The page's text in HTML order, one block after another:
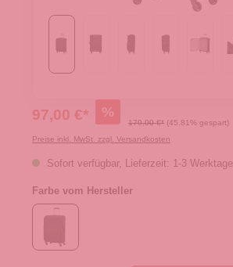
97,00 €* %
179,00 €* (45.81% gespart)
Preise inkl. MwSt. zzgl. Versandkosten
Sofort verfügbar, Lieferzeit: 1-3 Werktage
Farbe vom Hersteller